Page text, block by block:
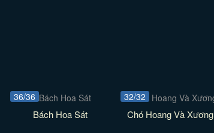
36/36
Bách Hoa Sát
32/32
Chó Hoang Và Xương